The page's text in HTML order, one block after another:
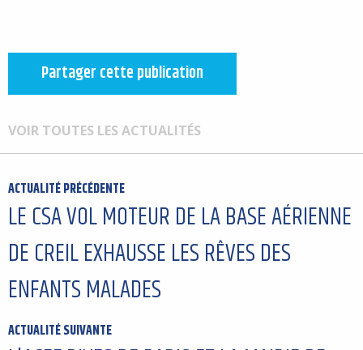
Partager cette publication
VOIR TOUTES LES ACTUALITÉS
ACTUALITÉ PRÉCÉDENTE
LE CSA VOL MOTEUR DE LA BASE AÉRIENNE
DE CREIL EXHAUSSE LES RÊVES DES
ENFANTS MALADES
ACTUALITÉ SUIVANTE